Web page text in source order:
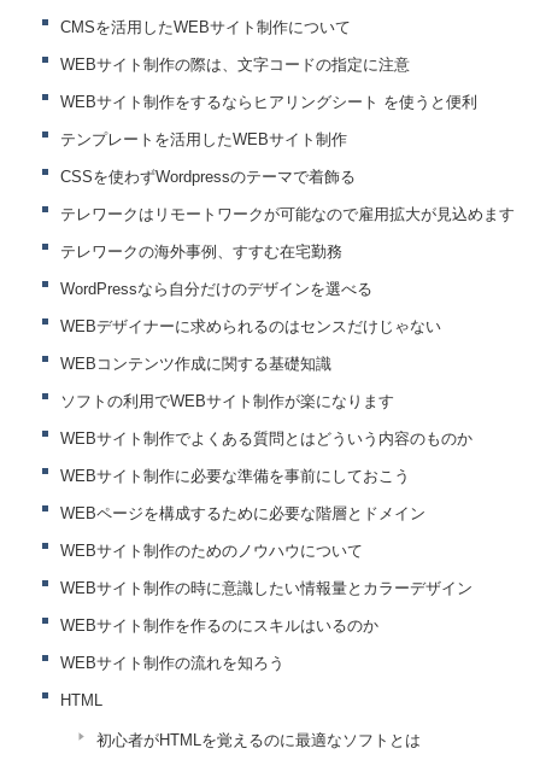
CMSを活用したWEBサイト制作について
WEBサイト制作の際は、文字コードの指定に注意
WEBサイト制作をするならヒアリングシート を使うと便利
テンプレートを活用したWEBサイト制作
CSSを使わずWordpressのテーマで着飾る
テレワークはリモートワークが可能なので雇用拡大が見込めます
テレワークの海外事例、すすむ在宅勤務
WordPressなら自分だけのデザインを選べる
WEBデザイナーに求められるのはセンスだけじゃない
WEBコンテンツ作成に関する基礎知識
ソフトの利用でWEBサイト制作が楽になります
WEBサイト制作でよくある質問とはどういう内容のものか
WEBサイト制作に必要な準備を事前にしておこう
WEBページを構成するために必要な階層とドメイン
WEBサイト制作のためのノウハウについて
WEBサイト制作の時に意識したい情報量とカラーデザイン
WEBサイト制作を作るのにスキルはいるのか
WEBサイト制作の流れを知ろう
HTML
初心者がHTMLを覚えるのに最適なソフトとは